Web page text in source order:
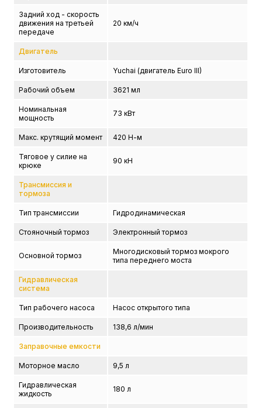
Задний ход - скорость
движения на третьей
передаче
20 км/ч
Двигатель
Изготовитель Yuchai (двигатель Euro III)
Рабочий объем 3621 мл
Номинальная
мощность
73 кВт
Макс. крутящий момент 420 Н-м
Тяговое у силие на
крюке
90 кН
Трансмиссия и
тормоза
Тип трансмиссии Гидродинамическая
Стояночный тормоз Электронный тормоз
Основной тормоз
Многодисковый тормоз мокрого
типа переднего моста
Гидравлическая
система
Тип рабочего насоса Насос открытого типа
Производительность 138,6 л/мин
Заправочные емкости
Моторное масло 9,5 л
Гидравлическая
жидкость
180 л